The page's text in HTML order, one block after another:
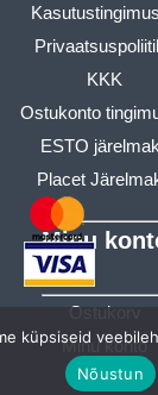
KKK
Ostukonto
ESTO
Placet
Minu
Ostukorv
Minu konto
Tellimused
küpsiseid
Nõustun